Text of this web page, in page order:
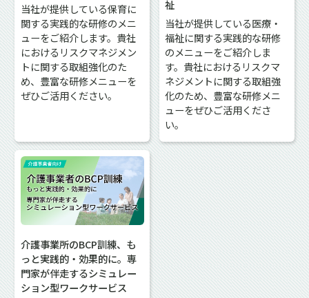
当社が提供している保育に
関する実践的な研修のメニ
ューをご紹介します。貴社
におけるリスクマネジメン
トに関する取組強化のた
め、豊富な研修メニューを
ぜひご活用ください。
祉
当社が提供している医療・
福祉に関する実践的な研修
のメニューをご紹介しま
す。貴社におけるリスクマ
ネジメントに関する取組強
化のため、豊富な研修メニ
ューをぜひご活用くださ
い。
介護事業所のBCP訓練、も
っと実践的・効果的に。専
門家が伴走するシミュレー
ション型ワークサービス